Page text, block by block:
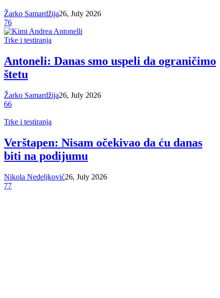
Žarko Samardžija26, July 2026
76
Trke i testiranja
Antoneli: Danas smo uspeli da ograničimo
štetu
Žarko Samardžija26, July 2026
66
Trke i testiranja
Verštapen: Nisam očekivao da ću danas
biti na podijumu
Nikola Nedeljković26, July 2026
77